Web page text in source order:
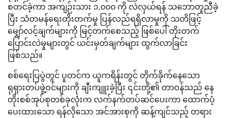
စတင်ခဲ့ကာ အကျဉ်းသား ၁,၀၀၀ ကို လဲလှယ်ရန် သဘောတူညီခဲ့
ပြီး သံတမန်ရေးတိုးတက်မှု ပြန်လည်ရရှိလာမှုကို သတိဖြင့်
မျှော်လင့်ချက်များကို မြင့်တက်စေသည့် ဖြစ်ပေါ် တိုးတက်
ပြောင်းလဲမှုများတွင် ယင်းမှတ်ချက်များ ထွက်လာခြင်း
ဖြစ်သည်။
စစ်ရေးပြပွဲတွင် ပူတင်က ယူကရိန်းတွင် တိုက်ခိုက်နေသော
ရုရှားတပ်ဖွဲ့ဝင်များကို ချီးကျူးခဲ့ပြီး ၎င်းတို့၏ တာဝန်သည် နေ
တိုးစစ်အုပ်စုတစ်ခုလုံးက လက်နက်တပ်ဆင်ပေးကာ ထောက်ပံ့
ပေးထားသော ရန်လိုသော အင်အားစုကို ဆန့်ကျင်သည့် တရား